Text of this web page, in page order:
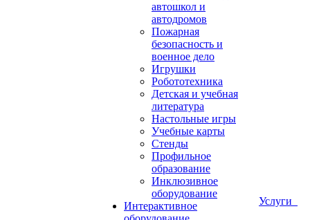
автошкол и
автодромов
Пожарная
безопасность и
военное дело
Игрушки
Робототехника
Детская и учебная
литература
Настольные игры
Учебные карты
Стенды
Профильное
образование
Инклюзивное
оборудование
Интерактивное
Услуги